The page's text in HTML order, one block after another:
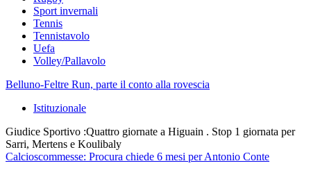
Sport invernali
Tennis
Tennistavolo
Uefa
Volley/Pallavolo
Belluno-Feltre Run, parte il conto alla rovescia
Istituzionale
Giudice Sportivo :Quattro giornate a Higuain . Stop 1 giornata per
Sarri, Mertens e Koulibaly
Calcioscommesse: Procura chiede 6 mesi per Antonio Conte